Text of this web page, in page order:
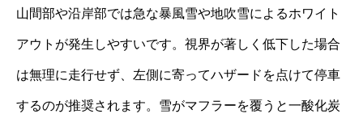
山間部や沿岸部では急な暴風雪や地吹雪によるホワイト
アウトが発生しやすいです。視界が著しく低下した場合
は無理に走行せず、左側に寄ってハザードを点けて停車
するのが推奨されます。雪がマフラーを覆うと一酸化炭